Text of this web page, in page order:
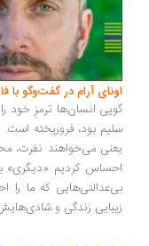
آرام در گفت‌وگو با فاروک
انسان‌ها ترمزِ خود را از
بود، فروریخته است. در
می‌خواهند نفرت، محورِ
کردیم «دیگری» بودن
که ما را احاطه
زندگی و شادی‌هایش...